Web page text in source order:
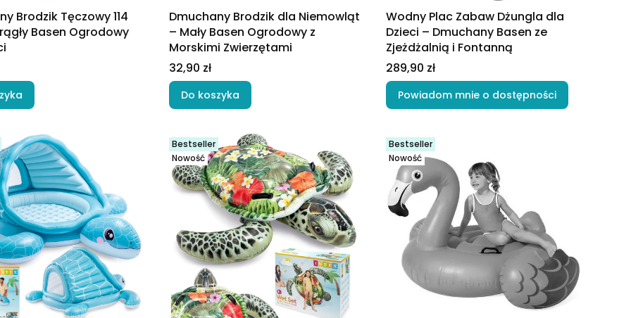
Brodzik Tęczowy 114
Basen Ogrodowy
Dmuchany Brodzik dla Niemowląt
– Mały Basen Ogrodowy z
Morskimi Zwierzętami
Cena
32,90 zł
Do koszyka
Wodny Plac Zabaw Dżungla dla
Dzieci – Dmuchany Basen ze
Zjeżdżalnią i Fontanną
Cena
289,90 zł
Powiadom mnie o dostępności
Bestseller
Nowość
Bestseller
Nowość